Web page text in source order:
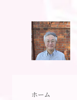
ホーム